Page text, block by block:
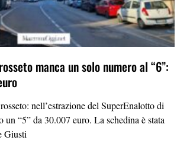
manca un solo numero al “6”:
nell’estrazione del SuperEnalotto di
un “5” da 30.007 euro. La schedina è stata
Giusti